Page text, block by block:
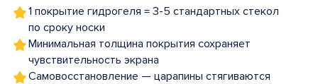
1 покрытие гидрогеля = 3-5 стандартных стекол
по сроку носки
Минимальная толщина покрытия сохраняет
чувствительность экрана
Самовосстановление — царапины стягиваются